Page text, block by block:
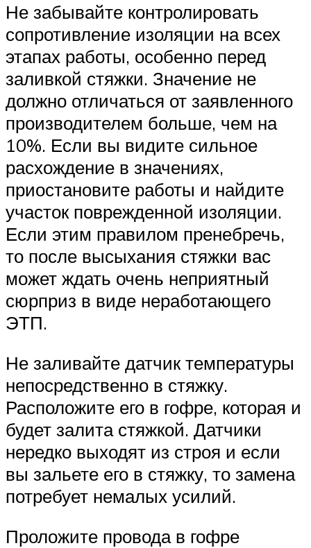
Не забывайте контролировать
сопротивление изоляции на всех
этапах работы, особенно перед
заливкой стяжки. Значение не
должно отличаться от заявленного
производителем больше, чем на
10%. Если вы видите сильное
расхождение в значениях,
приостановите работы и найдите
участок поврежденной изоляции.
Если этим правилом пренебречь,
то после высыхания стяжки вас
может ждать очень неприятный
сюрприз в виде неработающего
ЭТП.
Не заливайте датчик температуры
непосредственно в стяжку.
Расположите его в гофре, которая и
будет залита стяжкой. Датчики
нередко выходят из строя и если
вы зальете его в стяжку, то замена
потребует немалых усилий.
Проложите провода в гофре